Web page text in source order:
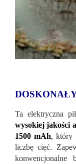
Ta elektryczna
wysokiej jakości
1500 mAh, który
liczbę cięć.
konwencjonalne